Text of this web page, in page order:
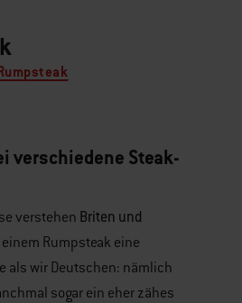
verschiedene Steak-
verstehen Briten und
Rumpsteak eine
als wir Deutschen: nämlich
sogar ein eher zähes